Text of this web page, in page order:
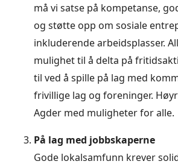
må vi satse på kompetanse,
og støtte opp om sosiale
inkluderende arbeidsplasser.
mulighet til å delta på
til ved å spille på lag med
frivillige lag og foreninger.
Agder med muligheter for alle.
På lag med jobbskaperne
Gode lokalsamfunn krever